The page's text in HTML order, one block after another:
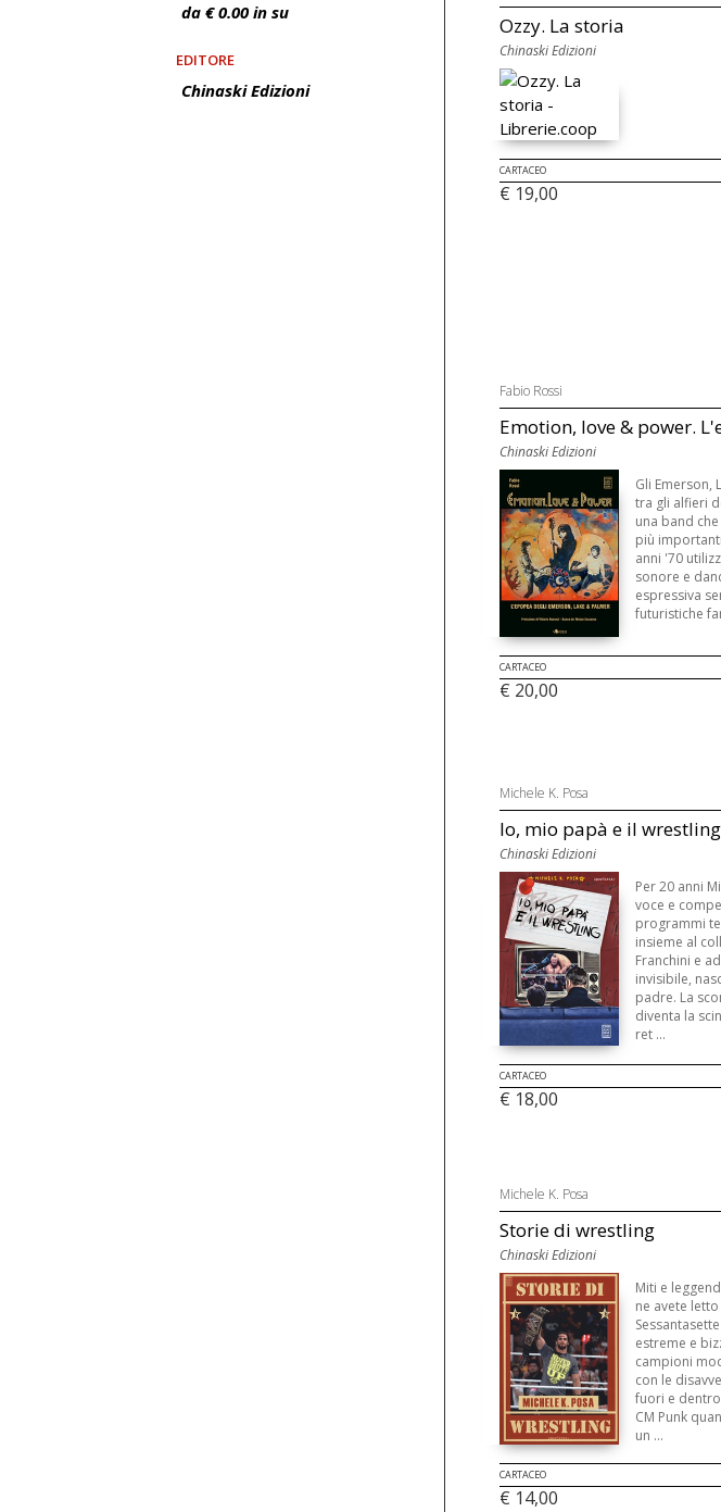
da € 0.00 in su
EDITORE
Chinaski Edizioni
Ozzy. La storia
Chinaski Edizioni
CARTACEO
€ 19,00
Fabio Rossi
Emotion, love & power.
Chinaski Edizioni
Gli Emerson,
tra gli alfieri
una band
più
anni '70
sonore e
espressiva
futuristiche
CARTACEO
€ 20,00
Michele K. Posa
Io, mio papà e il wrestling
Chinaski Edizioni
Per 20 anni
voce e
programmi
insieme al
Franchini e
invisibile,
padre. La
diventa la
ret ...
CARTACEO
€ 18,00
Michele K. Posa
Storie di wrestling
Chinaski Edizioni
Miti e
ne avete
estreme e
campioni
con le
fuori e
CM Punk
un ...
CARTACEO
€ 14,00